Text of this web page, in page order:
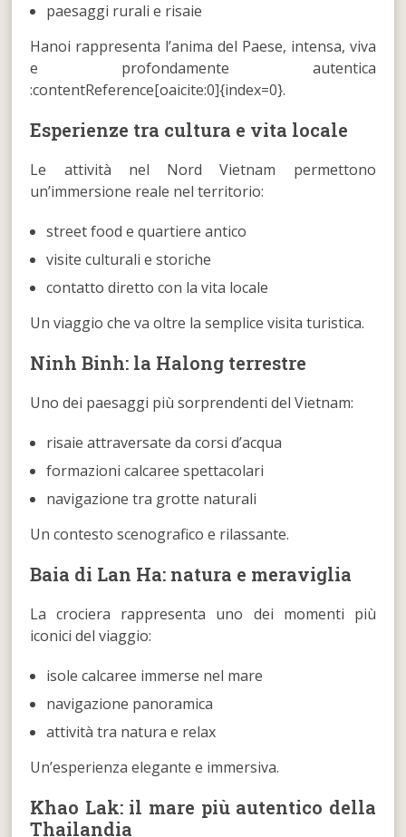
paesaggi rurali e risaie
Hanoi rappresenta l’anima del Paese, intensa, viva
e profondamente autentica
:contentReference[oaicite:0]{index=0}.
Esperienze tra cultura e vita locale
Le attività nel Nord Vietnam permettono
un’immersione reale nel territorio:
street food e quartiere antico
visite culturali e storiche
contatto diretto con la vita locale
Un viaggio che va oltre la semplice visita turistica.
Ninh Binh: la Halong terrestre
Uno dei paesaggi più sorprendenti del Vietnam:
risaie attraversate da corsi d’acqua
formazioni calcaree spettacolari
navigazione tra grotte naturali
Un contesto scenografico e rilassante.
Baia di Lan Ha: natura e meraviglia
La crociera rappresenta uno dei momenti più
iconici del viaggio:
isole calcaree immerse nel mare
navigazione panoramica
attività tra natura e relax
Un’esperienza elegante e immersiva.
Khao Lak: il mare più autentico della
Thailandia